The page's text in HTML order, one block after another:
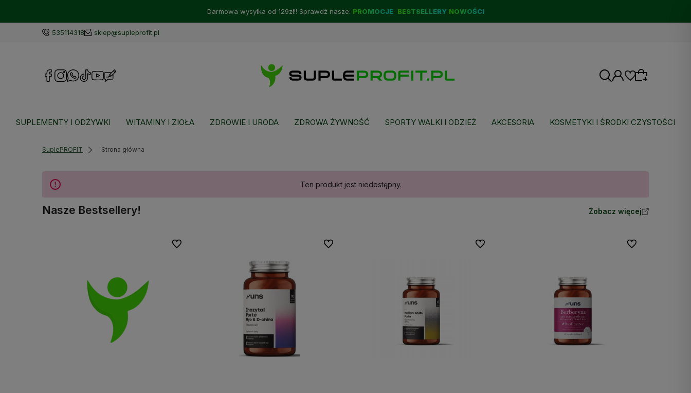
Darmowa wysyłka od 129zł!! Sprawdź nasze: PROMOCJE BESTSELLERY NOWOŚCI
535114318 sklep@supleprofit.pl
SUPLEMENTY I ODŻYWKI WITAMINY I ZIOŁA ZDROWIE I URODA ZDROWA ŻYWNOŚĆ SPORTY WALKI I ODZIEŻ AKCESORIA KOSMETYKI I ŚRODKI CZYSTOŚCI
SuplePROFIT Strona główna
Ten produkt jest niedostępny.
Nasze Bestsellery! Zobacz więcej
Do ulubionych Do ulubionych Do ulubionych Do ulubionych